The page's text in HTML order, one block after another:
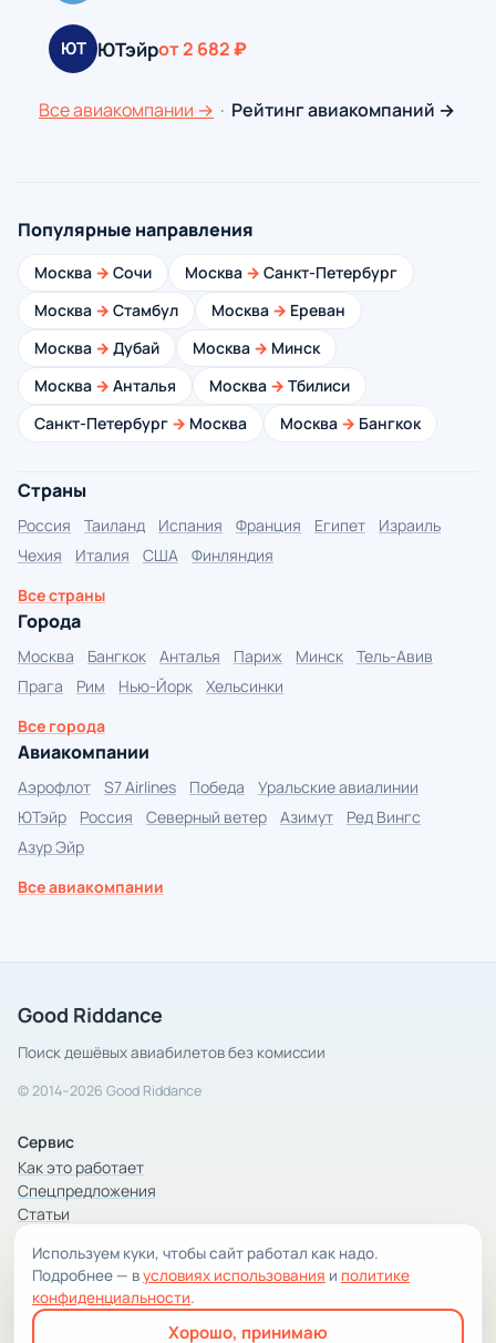
ЮТ ЮТэйрот 2 682 ₽
Все авиакомпании → · Рейтинг авиакомпаний →
Популярные направления
Москва → Сочи Москва → Санкт-Петербург
Москва → Стамбул Москва → Ереван
Москва → Дубай Москва → Минск
Москва → Анталья Москва → Тбилиси
Санкт-Петербург → Москва Москва → Бангкок
Страны
Россия Таиланд Испания Франция Египет
Израиль
Чехия
Италия США
Финляндия
Все страны
Города
Москва Бангкок Анталья Париж Минск
Тель-Авив
Прага
Рим Нью-Йорк
Хельсинки
Все города
Авиакомпании
Аэрофлот S7 Airlines Победа
Уральские авиалинии
ЮТэйр
Россия Северный ветер Азимут
Ред Вингс
Азур Эйр
Все авиакомпании
Good Riddance
Поиск дешёвых авиабилетов без комиссии
© 2014–2026 Good Riddance
Сервис
Как это работает
Спецпредложения
Статьи
Компания
Компания и контакты
Условия использования
Конфиденциальность
Используем куки, чтобы сайт работал как надо.
Подробнее — вусловиях использования и политике
конфиденциальности.
Хорошо, принимаю